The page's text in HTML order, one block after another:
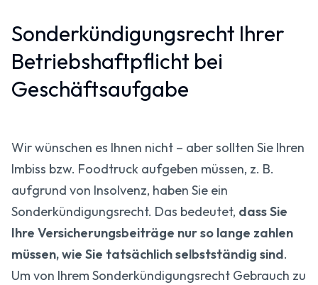
Sonderkündigungs­recht Ihrer
Betriebshaftpflicht bei
Geschäftsaufgabe
Wir wünschen es Ihnen nicht – aber sollten Sie Ihren
Imbiss bzw. Foodtruck aufgeben müssen, z. B.
aufgrund von Insolvenz, haben Sie ein
Sonderkündigungsrecht. Das bedeutet, dass Sie
Ihre Versicherungsbeiträge nur so lange zahlen
müssen, wie Sie tatsächlich selbstständig sind.
Um von Ihrem Sonderkündigungsrecht Gebrauch zu